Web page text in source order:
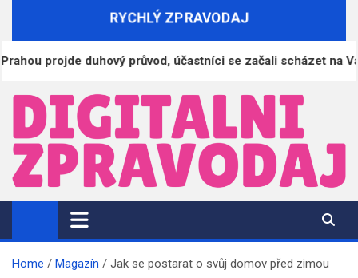
RYCHLÝ ZPRAVODAJ
duhový průvod, účastníci se začali scházet na
DigitalniZpravodaj.cz
Zpravodajství | Informace | Tiskové zprávy
Home Magazín Jak se postarat o svůj domov před zimou